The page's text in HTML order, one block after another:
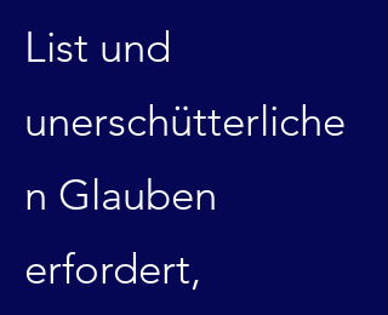
List und
unerschütterliche
n Glauben
erfordert,